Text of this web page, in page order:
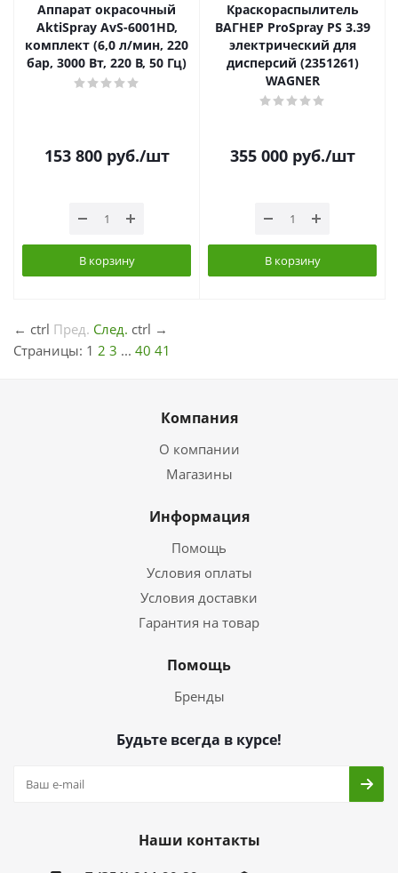
Аппарат окрасочный
AktiSpray AvS-6001HD,
комплект (6,0 л/мин, 220
бар, 3000 Вт, 220 В, 50 Гц)
153 800руб./шт
В корзину
Краскораспылитель
ВАГНЕР ProSpray PS 3.39
электрический для
дисперсий (2351261)
WAGNER
355 000руб./шт
В корзину
← ctrl Пред. След. ctrl →
Страницы: 1 2 3 ... 40 41
Компания
О компании
Магазины
Информация
Помощь
Условия оплаты
Условия доставки
Гарантия на товар
Помощь
Бренды
Будьте всегда в курсе!
Наши контакты